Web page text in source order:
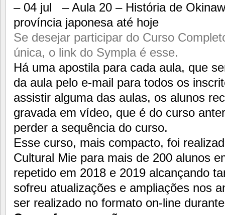
– 04 jul – Aula 20 – História de
província japonesa até hoje
Se desejar participar do Curso
única, o link do Sympla é esse.
Há uma apostila para cada aula, que
da aula pelo e-mail para todos os
assistir alguma das aulas, os alunos
gravada em vídeo, que é do curso
perder a sequência do curso.
Esse curso, mais compacto, foi
Cultural Mie para mais de 200 alunos
repetido em 2018 e 2019 alcançando
sofreu atualizações e ampliações nos
ser realizado no formato on-line